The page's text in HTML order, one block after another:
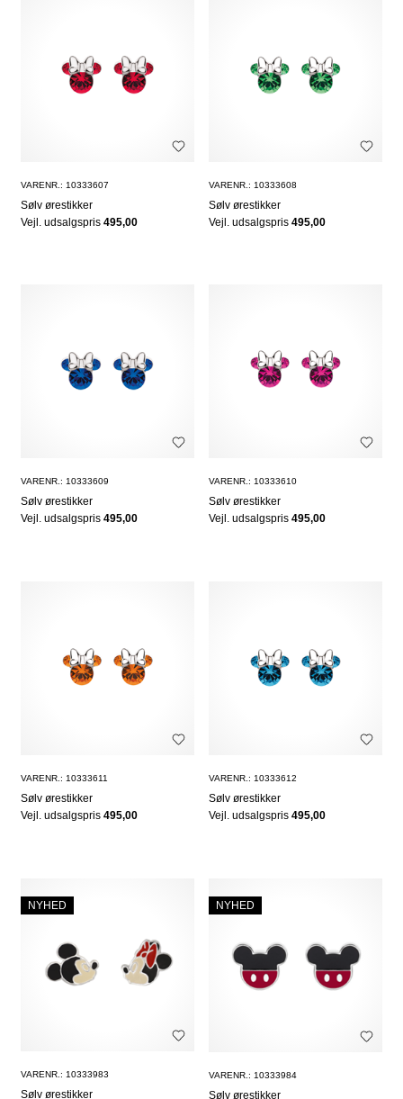
VARENR.: 10333607
Sølv ørestikker
Vejl. udsalgspris 495,00
VARENR.: 10333608
Sølv ørestikker
Vejl. udsalgspris495,00
VARENR.: 10333609
Sølv ørestikker
Vejl. udsalgspris 495,00
VARENR.: 10333610
Sølv ørestikker
Vejl. udsalgspris495,00
VARENR.: 10333611
Sølv ørestikker
Vejl. udsalgspris 495,00
VARENR.: 10333612
Sølv ørestikker
Vejl. udsalgspris495,00
NYHED
VARENR.: 10333983
Sølv ørestikker
NYHED
VARENR.: 10333984
Sølv ørestikker